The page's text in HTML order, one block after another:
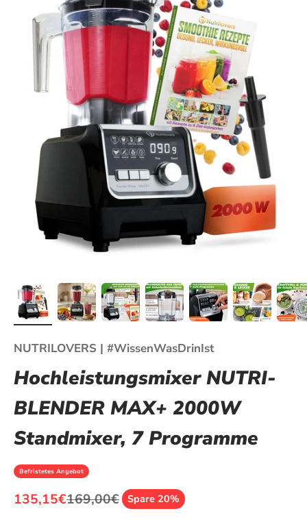
NUTRILOVERS | #WissenWasDrinIst
Hochleistungsmixer NUTRI-
BLENDER MAX+ 2000W
Standmixer, 7 Programme
Befristetes Angebot
Angebot
135,15€Regulärer Preis
169,00€ Spare 20%